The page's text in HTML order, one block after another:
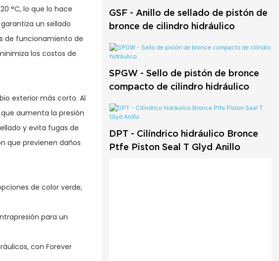
GSF - Anillo de sellado de pistón de
bronce de cilindro hidráulico
SPGW - Sello de pistón de bronce
compacto de cilindro hidráulico
DPT - Cilíndrico hidráulico Bronce
Ptfe Piston Seal T Glyd Anillo
°C, lo que lo hace
un sellado
de funcionamiento de
los costos de
exterior más corto. Al
aumenta la presión
y evita fugas de
que previenen daños
de color verde,
para un
con Forever